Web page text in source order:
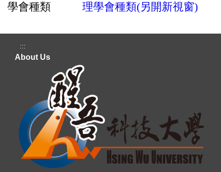
學會種類
理學會種類(另開新視窗)
:::
About Us